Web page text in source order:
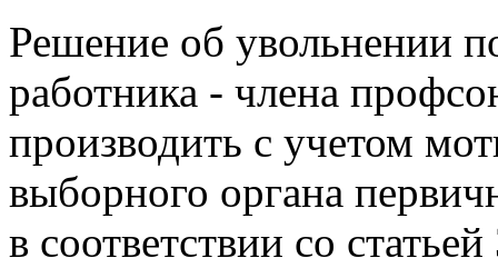
Решение об увольнении
работника - члена
производить с учетом
выборного органа
в соответствии со